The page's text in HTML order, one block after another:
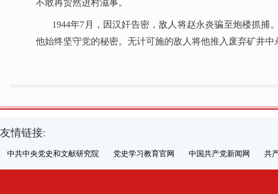
不敢再贸然进村滋事。
1944年7月，因汉奸告密，敌人将赵永炎骗至炮楼抓
他始终坚守党的秘密。无计可施的敌人将他推入废弃矿井中
友情链接:
中共中央党史和文献研究院 党史学习教育官网 中国共产党新闻网 共